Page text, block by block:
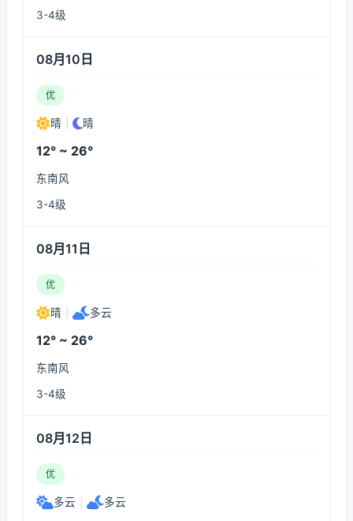
3-4级
08月10日
优
晴 晴
12° ~ 26°
东南风
3-4级
08月11日
优
晴 多云
12° ~ 26°
东南风
3-4级
08月12日
优
多云 多云